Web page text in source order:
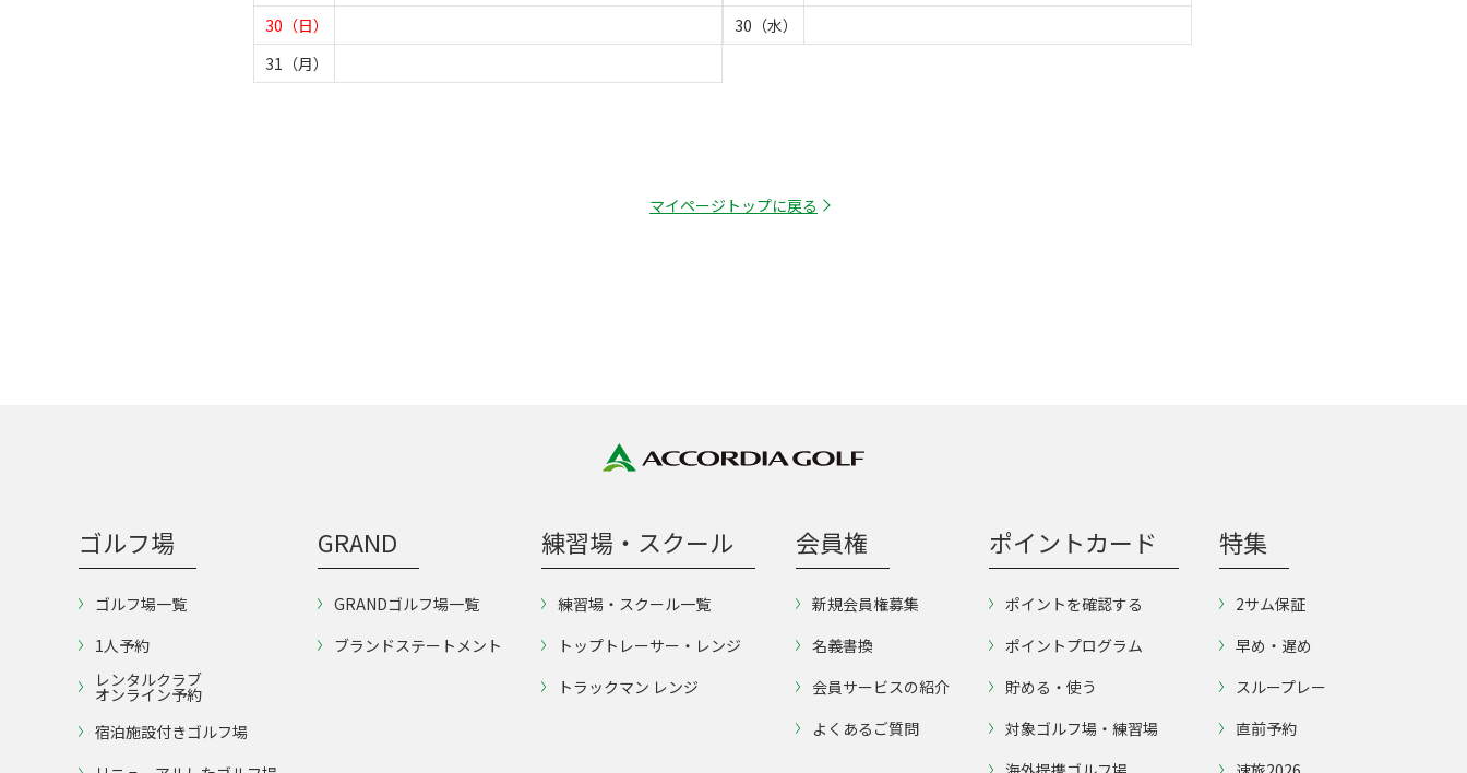
30（日）
31（月）
30（水）
マイページトップに戻る
ゴルフ場
ゴルフ場一覧
1人予約
レンタルクラブ
オンライン予約
宿泊施設付きゴルフ場
GRAND
GRANDゴルフ場一覧
ブランドステートメント
練習場・スクール
練習場・スクール一覧
トップトレーサー・レンジ
トラックマン レンジ
会員権
新規会員権募集
名義書換
会員サービスの紹介
よくあるご質問
ポイントカード
ポイントを確認する
ポイントプログラム
貯める・使う
対象ゴルフ場・練習場
特集
2サム保証
早め・遅め
スループレー
直前予約